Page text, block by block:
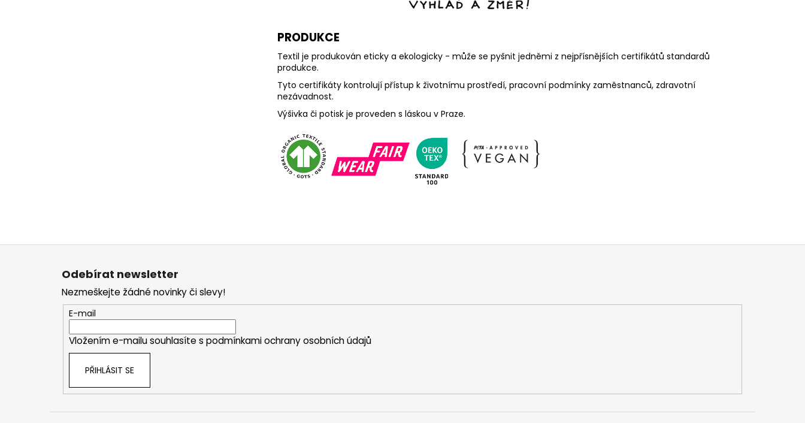
PRODUKCE
Textil je produkován eticky a ekologicky - může se pyšnit jedněmi z nejpřísnějších certifikátů standardů
produkce.
Tyto certifikáty kontrolují přístup k životnímu prostředí, pracovní podmínky zaměstnanců, zdravotní
nezávadnost.
Výšivka či potisk je proveden s láskou v Praze.
Odebírat newsletter
Nezmeškejte žádné novinky či slevy!
E-mail
Vložením e-mailu souhlasíte s podmínkami ochrany osobních údajů
PŘIHLÁSIT SE